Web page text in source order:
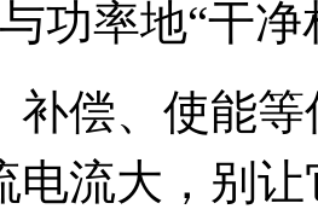
功率地“干净
补偿、使能
电流大，别